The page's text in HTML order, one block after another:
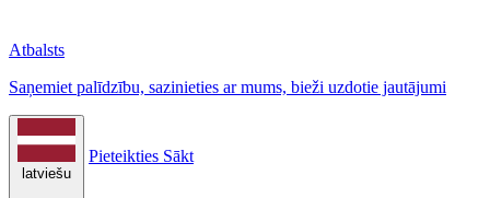
Atbalsts
Saņemiet palīdzību, sazinieties ar mums, bieži uzdotie jautājumi
latviešu
Pieteikties Sākt